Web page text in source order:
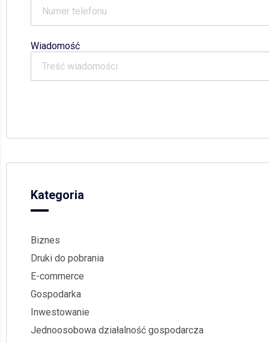
Wiadomość
Kategoria
Biznes
Druki do pobrania
E-commerce
Gospodarka
Inwestowanie
Jednoosobowa działalność gospodarcza